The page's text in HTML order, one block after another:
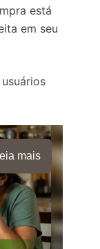
está
em seu
mais